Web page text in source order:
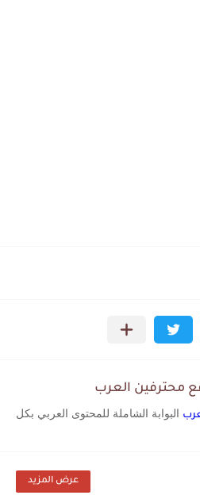
محترفين العرب
البوابة الشاملة للمحتوى العربي بكل
عرض المزيد